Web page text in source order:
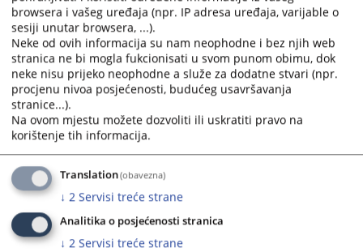
Prateći dokumenti
Obavještenje o javnoj nabavci-gorivo
253 PREGLEDA
browsera i vašeg uređaja (npr. IP adresa uređaja, varijable o
sesiji unutar browsera, ...).
Neke od ovih informacija su nam neophodne i bez njih web
stranica ne bi mogla fukcionisati u svom punom obimu, dok
neke nisu prijeko neophodne a služe za dodatne stvari (npr.
procjenu nivoa posjećenosti, budućeg usavršavanja
stranice...).
Na ovom mjestu možete dozvoliti ili uskratiti pravo na
korištenje tih informacija.
Translation(obavezna)
↓ 2 Servisi treće strane
Analitika o posjećenosti stranica
↓ 2 Servisi treće strane